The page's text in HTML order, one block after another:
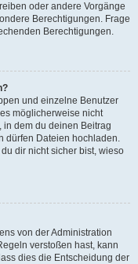
oder andere Vorgänge
Berechtigungen. Frage
Berechtigungen.
und einzelne Benutzer
möglicherweise nicht
dem du deinen Beitrag
dürfen Dateien hochladen.
dir nicht sicher bist, wieso
von der Administration
verstoßen hast, kann
dies die Entscheidung der